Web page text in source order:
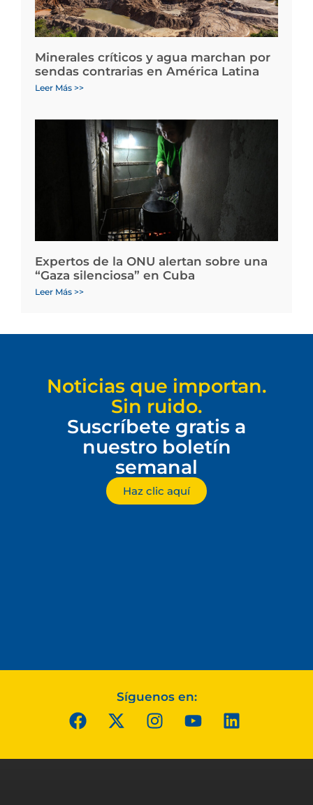
Minerales críticos y agua marchan por
sendas contrarias en América Latina
Leer Más >>
Expertos de la ONU alertan sobre una
“Gaza silenciosa” en Cuba
Leer Más >>
Noticias que importan.
Sin ruido.
Suscríbete gratis a
nuestro boletín
semanal
Haz clic aquí
Síguenos en: